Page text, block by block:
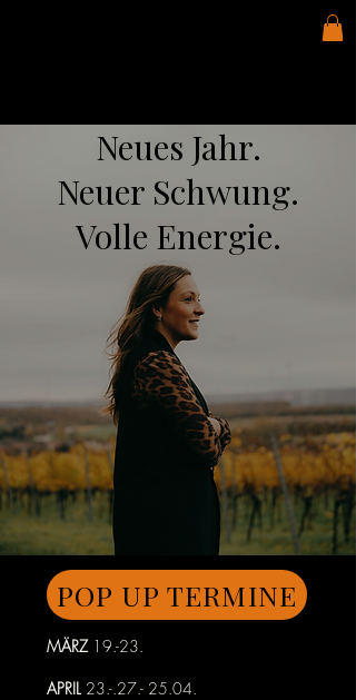
Neues Jahr.
Neuer Schwung.
Volle Energie.
POP UP TERMINE
MÄRZ 19.-23.
APRIL 23.-.27.- 25.04.